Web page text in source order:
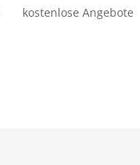
kostenlose Angebote